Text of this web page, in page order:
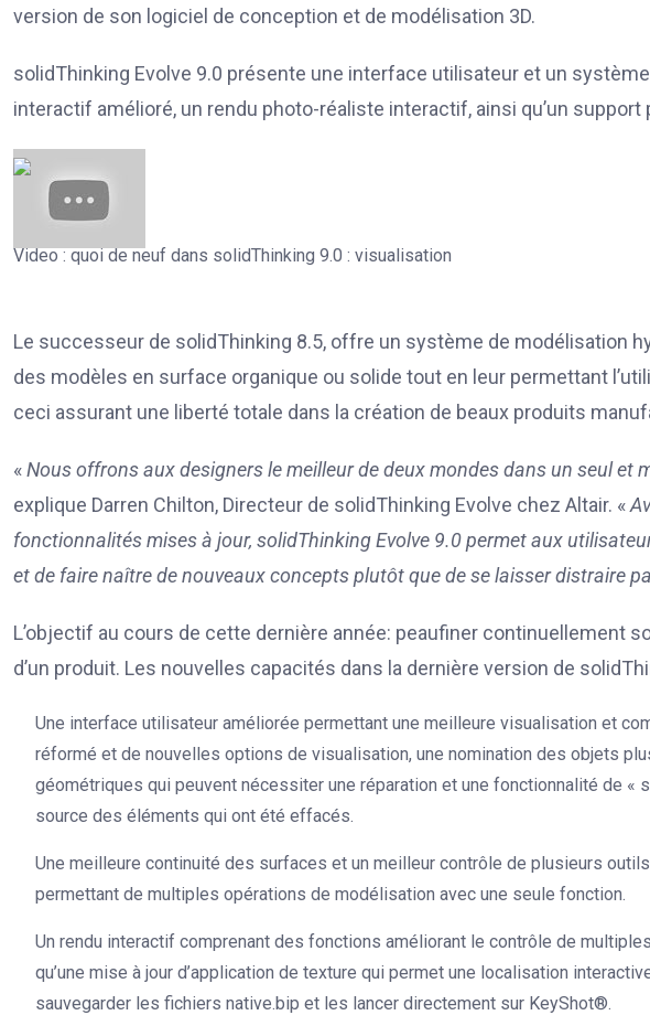
version de son logiciel de conception et de modélisation 3D.
solidThinking Evolve 9.0 présente une interface utilisateur et un
interactif amélioré, un rendu photo-réaliste interactif, ainsi qu’un
Video : quoi de neuf dans solidThinking 9.0 : visualisation
Le successeur de solidThinking 8.5, offre un système de modélisation
des modèles en surface organique ou solide tout en leur permettant
ceci assurant une liberté totale dans la création de beaux produits
«Nous offrons aux designers le meilleur de deux mondes dans un seul et
explique Darren Chilton, Directeur de solidThinking Evolve chez Altair. «
fonctionnalités mises à jour, solidThinking Evolve 9.0 permet aux
et de faire naître de nouveaux concepts plutôt que de se laisser distraire
L’objectif au cours de cette dernière année: peaufiner continuellement
d’un produit. Les nouvelles capacités dans la dernière version de
Une interface utilisateur améliorée permettant une meilleure visualisation et
réformé et de nouvelles options de visualisation, une nomination des objets
géométriques qui peuvent nécessiter une réparation et une fonctionnalité de «
source des éléments qui ont été effacés.
Une meilleure continuité des surfaces et un meilleur contrôle de plusieurs
permettant de multiples opérations de modélisation avec une seule fonction.
Un rendu interactif comprenant des fonctions améliorant le contrôle de
qu’une mise à jour d’application de texture qui permet une localisation
sauvegarder les fichiers native.bip et les lancer directement sur KeyShot®.